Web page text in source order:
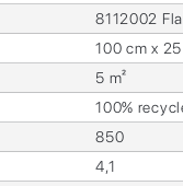
8112002
100 cm x
5 m²
100%
850
4,1